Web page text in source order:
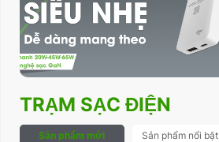
TRẠM SẠC ĐIỆN
Sản phẩm mới Sản phẩm nổi bật